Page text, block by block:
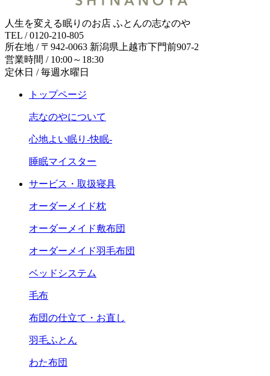
人生を変える眠りのお店 ふとんの志なのや
TEL / 0120-210-805
所在地 / 〒942-0063 新潟県上越市下門前907-2
営業時間 / 10:00～18:30
定休日 / 毎週水曜日
トップページ
志なのやについて
心地よい眠り-快眠-
睡眠マイスター
サービス・取扱寝具
オーダーメイド枕
オーダーメイド敷布団
オーダーメイド羽毛布団
ベッドシステム
毛布
布団の仕立て・お直し
羽毛ふとん
わた布団